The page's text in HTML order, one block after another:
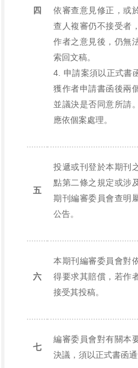
四
依審查意見修正，或
查人複審仍不接受者
作者之意見後，仍無
索回文稿。
4. 申請案須以正式書
獲作者申請書函後兩
並議決是否同意所請
應依個案處理。
五
投遞或刊登於本期刊
點第二條之規定或涉
期刊編審委員會查明
公告。
六
本期刊編審委員會對
得要求其賠償，若作
接受其投稿。
七
編審委員會對有關本
決議，須以正式書函通